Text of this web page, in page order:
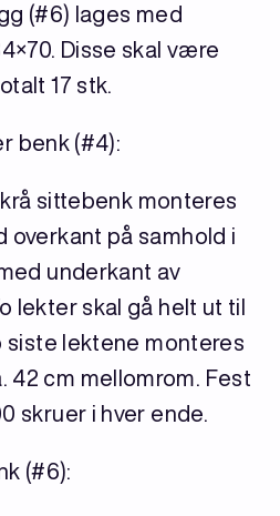
(#6) lages med
Disse skal være
17 stk.
benk (#4):
sittebenk monteres
overkant på samhold i
underkant av
lekter skal gå helt ut til
siste lektene monteres
42 cm mellomrom. Fest
skruer i hver ende.
(#6):